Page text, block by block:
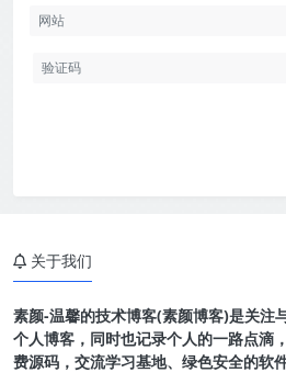
关于我们
素颜-温馨的技术博客(素颜博客)是关注
个人博客，同时也记录个人的一路点滴
费源码，交流学习基地、绿色安全的软